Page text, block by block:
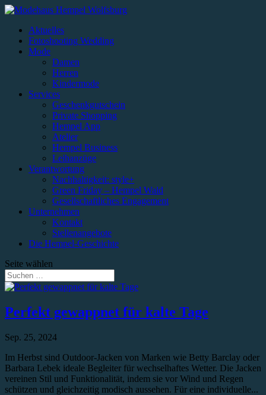
Aktuelles
Fotoshooting Wedding
Mode
Damen
Herren
Kindermode
Services
Geschenkgutschein
Private Shopping
Hempel App
Atelier
Hempel Business
Leihanzüge
Verantwortung
Nachhaltigkeit: style+
Green Friday – Hempel Wald
Gesellschaftliches Engagement
Unternehmen
Kontakt
Stellenangebote
Die Hempel-Geschichte
Seite wählen
Perfekt gewappnet für kalte Tage
Sep. 25, 2024
Im Herbst sind Outdoor-Jacken von Marken wie Betty Barclay oder
Barbara Lebek ideale Begleiter für wechselhaftes Wetter. Die Jacken
vereinen Stil und Funktionalität, indem sie vor Wind und Regen
schützen und gleichzeitig modisch aussehen. Für eine individuelle...